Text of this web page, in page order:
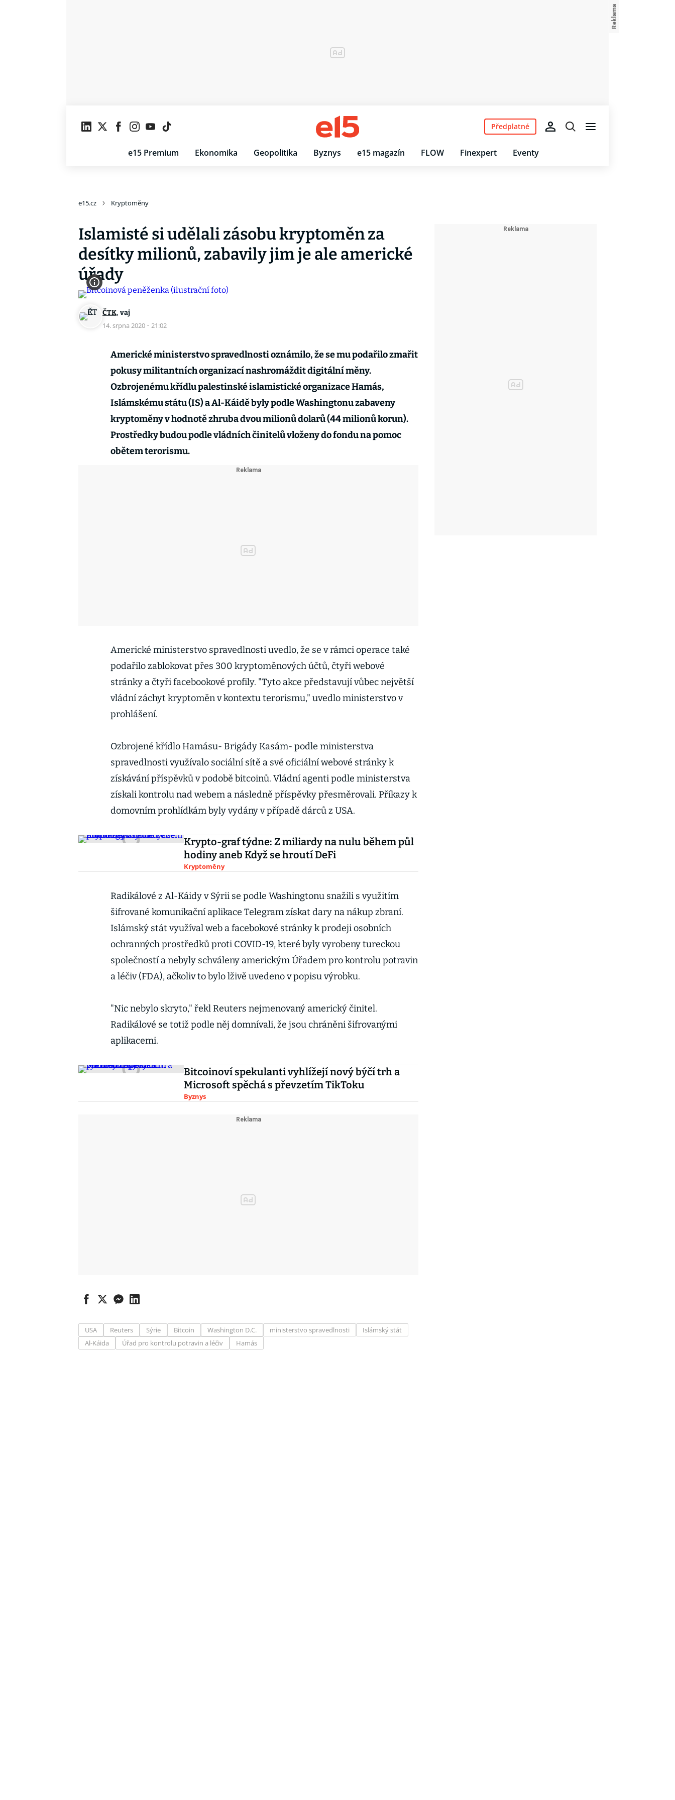
e15 Premium Ekonomika Geopolitika Byznys e15 magazín FLOW Finexpert Eventy
Předplatné
e15.cz Kryptoměny
Islamisté si udělali zásobu kryptoměn za
desítky milionů, zabavily jim je ale americké
úřady
ČTK, vaj
14. srpna 2020 · 21:02
Americké ministerstvo spravedlnosti oznámilo, že se mu podařilo zmařit
pokusy militantních organizací nashromáždit digitální měny.
Ozbrojenému křídlu palestinské islamistické organizace Hamás,
Islámskému státu (IS) a Al-Káidě byly podle Washingtonu zabaveny
kryptoměny v hodnotě zhruba dvou milionů dolarů (44 milionů korun).
Prostředky budou podle vládních činitelů vloženy do fondu na pomoc
obětem terorismu.
Americké ministerstvo spravedlnosti uvedlo, že se v rámci operace také
podařilo zablokovat přes 300 kryptoměnových účtů, čtyři webové
stránky a čtyři facebookové profily. "Tyto akce představují vůbec největší
vládní záchyt kryptoměn v kontextu terorismu," uvedlo ministerstvo v
prohlášení.
Ozbrojené křídlo Hamásu- Brigády Kasám- podle ministerstva
spravedlnosti využívalo sociální sítě a své oficiální webové stránky k
získávání příspěvků v podobě bitcoinů. Vládní agenti podle ministerstva
získali kontrolu nad webem a následně příspěvky přesměrovali. Příkazy k
domovním prohlídkám byly vydány v případě dárců z USA.
Krypto-graf týdne: Z miliardy na nulu během půl
hodiny aneb Když se hroutí DeFi
Kryptoměny
Radikálové z Al-Káidy v Sýrii se podle Washingtonu snažili s využitím
šifrované komunikační aplikace Telegram získat dary na nákup zbraní.
Islámský stát využíval web a facebokové stránky k prodeji osobních
ochranných prostředků proti COVID-19, které byly vyrobeny tureckou
společností a nebyly schváleny americkým Úřadem pro kontrolu potravin
a léčiv (FDA), ačkoliv to bylo lživě uvedeno v popisu výrobku.
"Nic nebylo skryto," řekl Reuters nejmenovaný americký činitel.
Radikálové se totiž podle něj domnívali, že jsou chráněni šifrovanými
aplikacemi.
Bitcoinoví spekulanti vyhlížejí nový býčí trh a
Microsoft spěchá s převzetím TikToku
Byznys
USA Reuters Sýrie Bitcoin Washington D.C. ministerstvo spravedlnosti
Islámský stát
Al-Káida
Úřad pro kontrolu potravin a léčiv Hamás